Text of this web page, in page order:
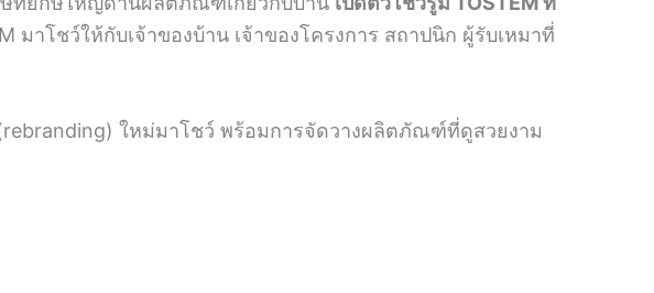
าโชว์ให้กับเจ้าของบ้าน เจ้าของโครงการ สถาปนิก ผู้รับเหมาที่
ใหม่มาโชว์ พร้อมการจัดวางผลิตภัณฑ์ที่ดูสวยงาม